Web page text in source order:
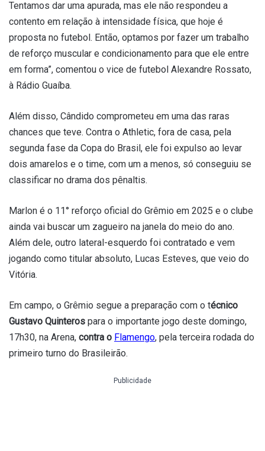
Tentamos dar uma apurada, mas ele não respondeu a
contento em relação à intensidade física, que hoje é
proposta no futebol. Então, optamos por fazer um trabalho
de reforço muscular e condicionamento para que ele entre
em forma”, comentou o vice de futebol Alexandre Rossato,
à Rádio Guaíba.
Além disso, Cândido comprometeu em uma das raras
chances que teve. Contra o Athletic, fora de casa, pela
segunda fase da Copa do Brasil, ele foi expulso ao levar
dois amarelos e o time, com um a menos, só conseguiu se
classificar no drama dos pênaltis.
Marlon é o 11° reforço oficial do Grêmio em 2025 e o clube
ainda vai buscar um zagueiro na janela do meio do ano.
Além dele, outro lateral-esquerdo foi contratado e vem
jogando como titular absoluto, Lucas Esteves, que veio do
Vitória.
Em campo, o Grêmio segue a preparação com o técnico
Gustavo Quinteros para o importante jogo deste domingo,
17h30, na Arena, contra o Flamengo, pela terceira rodada do
primeiro turno do Brasileirão.
Publicidade